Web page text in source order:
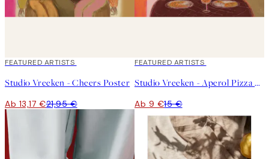
40%*
FEATURED ARTISTS
Studio Vreeken - Cheers Poster
Ab 13,17 €21,95 €
40%*
FEATURED ARTISTS
Studio Vreeken - Aperol Pizza Party Poster
Ab 9 €15 €